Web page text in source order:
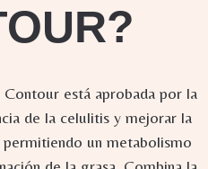
está aprobada por la
de la celulitis y mejorar la
un metabolismo